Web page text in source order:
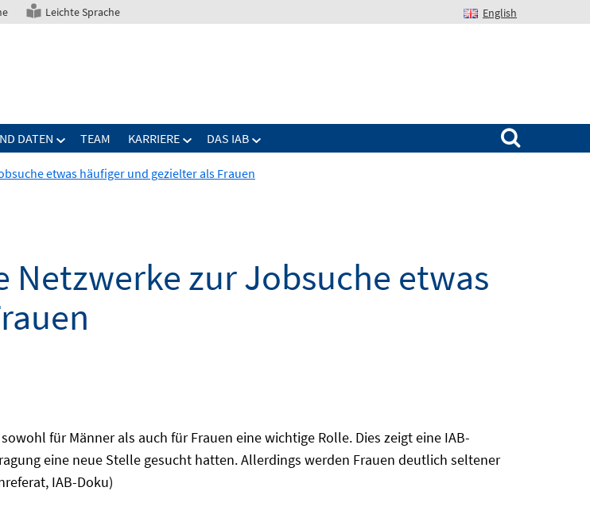
Leichte Sprache English
DATEN TEAM KARRIERE DAS IAB
Suchen nach:
etwas häufiger und gezielter als Frauen
zur Jobsuche etwas
für Männer als auch für Frauen eine wichtige Rolle. Dies zeigt eine IAB-
eine neue Stelle gesucht hatten. Allerdings werden Frauen deutlich seltener
IAB-Doku)